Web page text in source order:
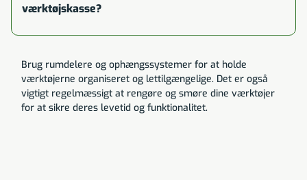
værktøjskasse?
Brug rumdelere og ophængssystemer for at holde
værktøjerne organiseret og lettilgængelige. Det er også
vigtigt regelmæssigt at rengøre og smøre dine værktøjer
for at sikre deres levetid og funktionalitet.